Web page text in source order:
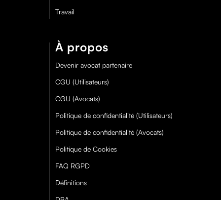
Travail
À propos
Devenir avocat partenaire
CGU (Utilisateurs)
CGU (Avocats)
Politique de confidentialité (Utilisateurs)
Politique de confidentialité (Avocats)
Politique de Cookies
FAQ RGPD
Définitions